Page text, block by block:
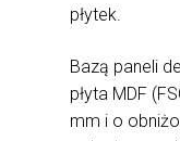
płytek.
Bazą paneli
płyta MDF
mm i o